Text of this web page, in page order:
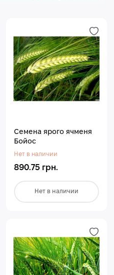
Семена ярого ячменя
Бойос
Нет в наличии
890.75 грн.
Нет в наличии